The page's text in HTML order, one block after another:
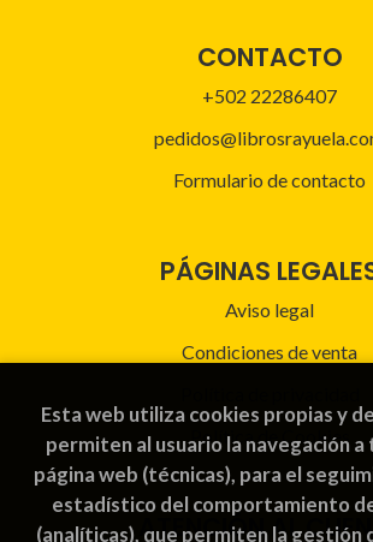
CONTACTO
+502 22286407
Formulario de contacto
PÁGINAS
Aviso legal
Condiciones de venta
Política de Cookies
ATENCIÓN AL
Esta web utiliza cookies propias y
permiten al usuario la navegación a
página web (técnicas), para el
estadístico del comportamiento
(analíticas), que permiten la gestión